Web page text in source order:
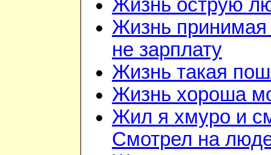
Жизнь острую
Жизнь
не зарплату
Жизнь такая
Жизнь хороша
Жил я хмуро и
Смотрел на